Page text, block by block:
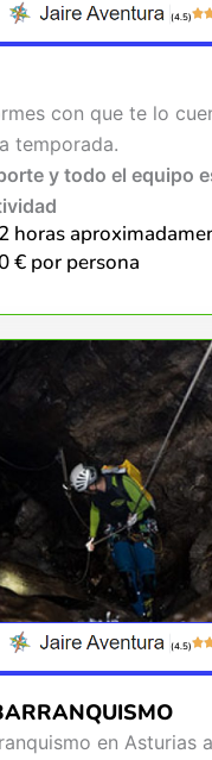
(4.5)
con que te lo
temporada.
y todo el equipo
2 horas
€ por persona
(4.5)
en Asturias